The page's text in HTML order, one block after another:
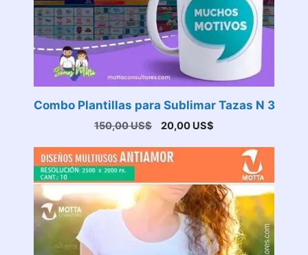
Combo Plantillas para Sublimar Tazas N 3
150,00US$
El
original
150,00 US$.
20,00 US$
actual
20,00 US$.